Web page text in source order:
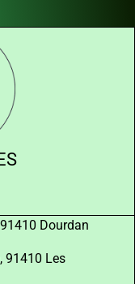
Dourdan
91410 Les